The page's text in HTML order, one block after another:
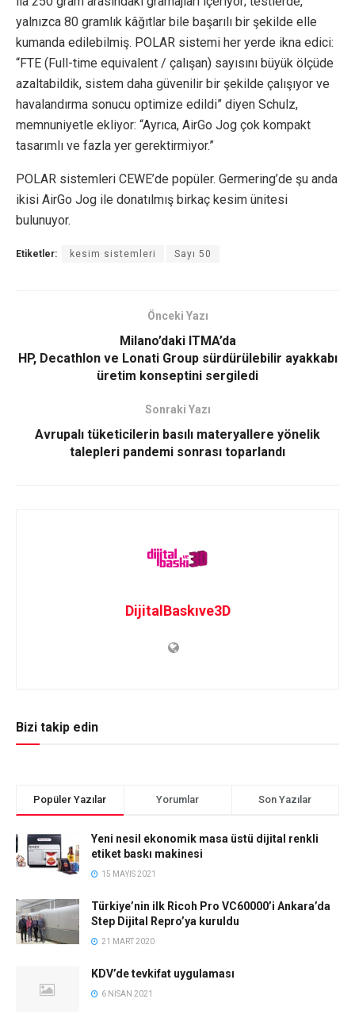
yalnızca 80 gramlık kâğıtlar bile başarılı bir şekilde elle
kumanda edilebilmiş. POLAR sistemi her yerde ikna edici:
“FTE (Full-time equivalent / çalışan) sayısını büyük ölçüde
azaltabildik, sistem daha güvenilir bir şekilde çalışıyor ve
havalandırma sonucu optimize edildi” diyen Schulz,
memnuniyetle ekliyor: “Ayrıca, AirGo Jog çok kompakt
tasarımlı ve fazla yer gerektirmiyor.”
POLAR sistemleri CEWE’de popüler. Germering’de şu anda
ikisi AirGo Jog ile donatılmış birkaç kesim ünitesi
bulunuyor.
Etiketler: kesim sistemleri Sayı 50
Önceki Yazı
Milano’daki ITMA’da
HP, Decathlon ve Lonati Group sürdürülebilir ayakkabı
üretim konseptini sergiledi
Sonraki Yazı
Avrupalı tüketicilerin basılı materyallere yönelik
talepleri pandemi sonrası toparlandı
DijitalBaskıve3D
Bizi takip edin
Popüler Yazılar Yorumlar Son Yazılar
Yeni nesil ekonomik masa üstü dijital renkli
etiket baskı makinesi
15 MAYIS 2021
Türkiye’nin ilk Ricoh Pro VC60000’i Ankara’da
Step Dijital Repro’ya kuruldu
21 MART 2020
KDV’de tevkifat uygulaması
6 NISAN 2021